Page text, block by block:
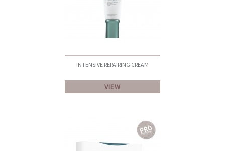
INTENSIVE REPAIRING CREAM
VIEW